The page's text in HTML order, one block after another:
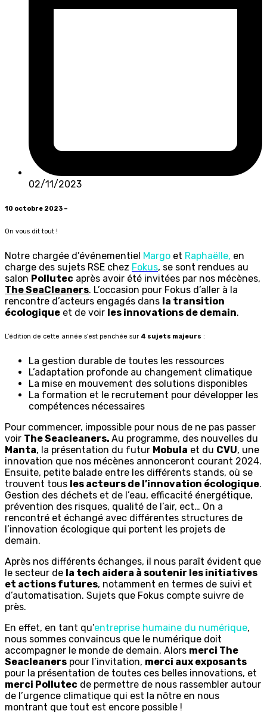
02/11/2023
10 octobre 2023 –
On vous dit tout !
Notre chargée d’événementiel Margo et Raphaëlle, en
charge des sujets RSE chez Fokus, se sont rendues au
salon Pollutec après avoir été invitées par nos mécènes,
The SeaCleaners. L’occasion pour Fokus d’aller à la
rencontre d’acteurs engagés dans la transition
écologique et de voir les innovations de demain.
L’édition de cette année s’est penchée sur 4 sujets majeurs :
La gestion durable de toutes les ressources
L’adaptation profonde au changement climatique
La mise en mouvement des solutions disponibles
La formation et le recrutement pour développer les
compétences nécessaires
Pour commencer, impossible pour nous de ne pas passer
voir The Seacleaners. Au programme, des nouvelles du
Manta, la présentation du futur Mobula et du CVU, une
innovation que nos mécènes annonceront courant 2024.
Ensuite, petite balade entre les différents stands, où se
trouvent tous les acteurs de l’innovation écologique.
Gestion des déchets et de l’eau, efficacité énergétique,
prévention des risques, qualité de l’air, ect… On a
rencontré et échangé avec différentes structures de
l’innovation écologique qui portent les projets de
demain.
Après nos différents échanges, il nous paraît évident que
le secteur de la tech aidera à soutenir les initiatives
et actions futures, notamment en termes de suivi et
d’automatisation. Sujets que Fokus compte suivre de
près.
En effet, en tant qu’entreprise humaine du numérique,
nous sommes convaincus que le numérique doit
accompagner le monde de demain. Alors merci The
Seacleaners pour l’invitation, merci aux exposants
pour la présentation de toutes ces belles innovations, et
merci Pollutec de permettre de nous rassembler autour
de l’urgence climatique qui est la nôtre en nous
montrant que tout est encore possible !